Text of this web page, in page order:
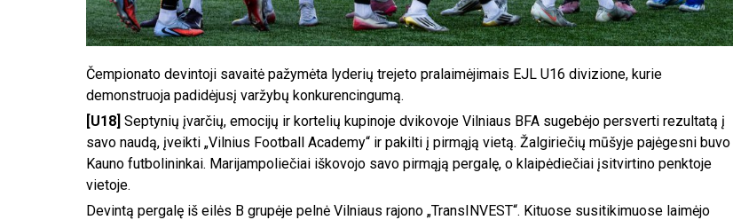
Čempionato devintoji savaitė pažymėta lyderių trejeto pralaimėjimais EJL U16 divizione, kurie
demonstruoja padidėjusį varžybų konkurencingumą.
[U18] Septynių įvarčių, emocijų ir kortelių kupinoje dvikovoje Vilniaus BFA sugebėjo persverti rezultatą į
savo naudą, įveikti „Vilnius Football Academy“ ir pakilti į pirmąją vietą. Žalgiriečių mūšyje pajėgesni buvo
Kauno futbolininkai. Marijampoliečiai iškovojo savo pirmąją pergalę, o klaipėdiečiai įsitvirtino penktoje
vietoje.
Devintą pergalę iš eilės B grupėje pelnė Vilniaus rajono „TransINVEST“. Kituose susitikimuose laimėjo